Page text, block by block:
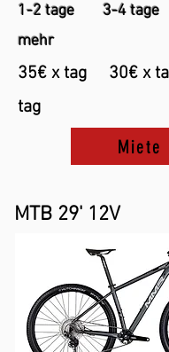
1-2 tage 3-4
mehr
35€ x tag 30€
tag
Miete
MTB 29' 12V